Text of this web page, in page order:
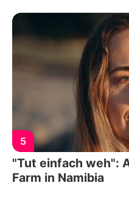
5
"Tut einfach weh":
Farm in Namibia